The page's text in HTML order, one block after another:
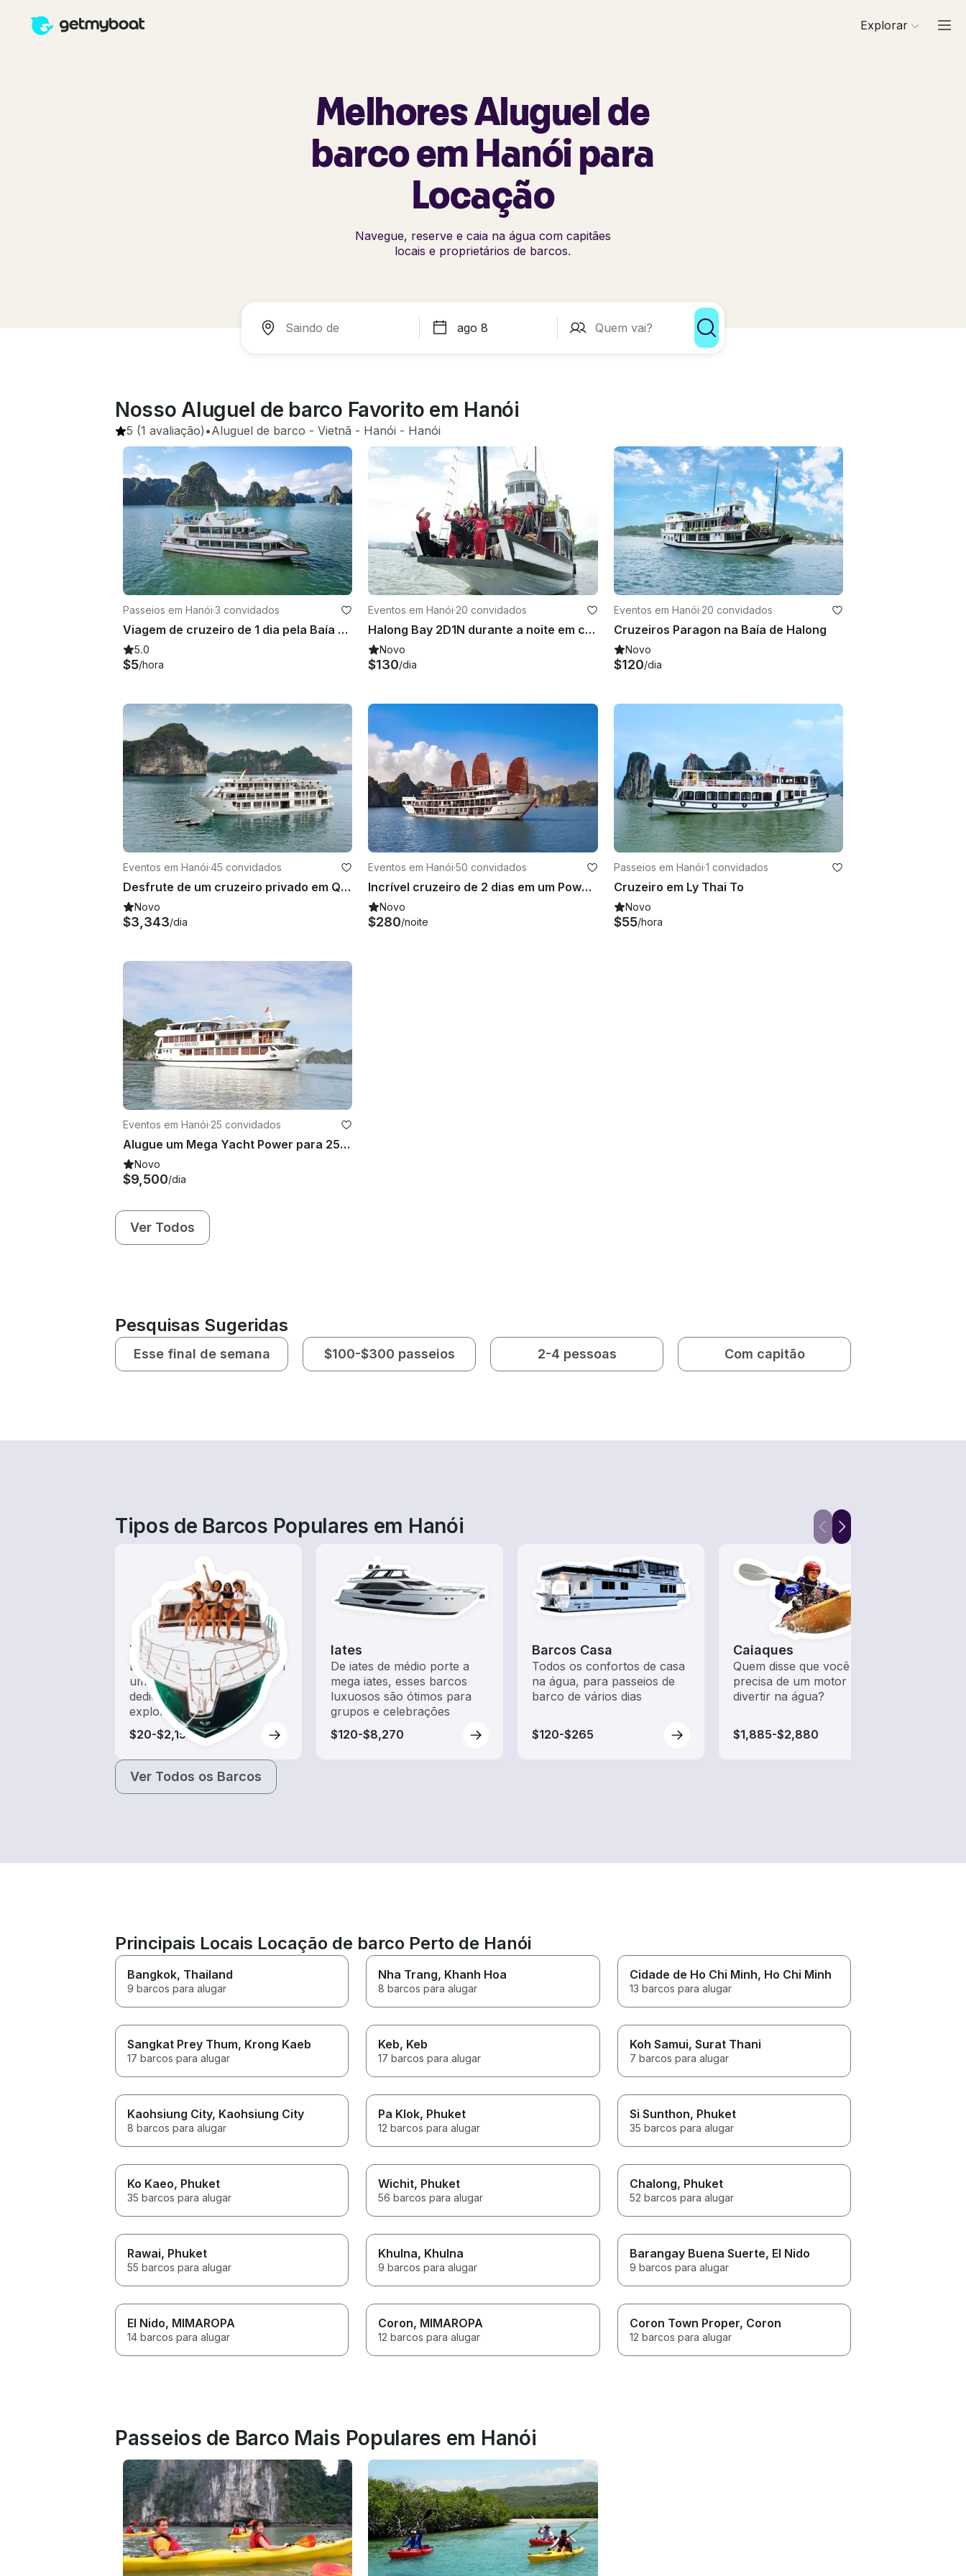
Explorar
Melhores Aluguel de
barco em Hanói para
Locação
Navegue, reserve e caia na água com capitães
locais e proprietários de barcos.
Nosso Aluguel de barco Favorito em Hanói
5 (1 avaliação) •Aluguel de barco - Vietnã - Hanói - Hanói
Passeios em Hanói·3 convidados
Viagem de cruzeiro de 1 dia pela Baía de Ha Long - caverna, ilha, caiaque e buffet de almoço com tudo incluído
5.0
$5/hora
Eventos em Hanói·20 convidados
Halong Bay 2D1N durante a noite em cruzeiro de 3 estrelas em Hanói
Novo
$130/dia
Eventos em Hanói·20 convidados
Cruzeiros Paragon na Baía de Halong
Novo
$120/dia
Eventos em Hanói·45 convidados
Desfrute de um cruzeiro privado em Quoc Tu Giam, Vietnã, em um Power Mega Yacht
Novo
$3,343/dia
Eventos em Hanói·50 convidados
Incrível cruzeiro de 2 dias em um Power Mega Yacht em Quoc Tu Giam, Vietnã
Novo
$280/noite
Passeios em Hanói·1 convidados
Cruzeiro em Ly Thai To
Novo
$55/hora
Eventos em Hanói·25 convidados
Alugue um Mega Yacht Power para 25 pessoas em Quoc Tu Giam, Vietnã
Novo
$9,500/dia
Ver Todos
Pesquisas Sugeridas
Esse final de semana $100-$300 passeios 2-4 pessoas Com capitão
Tipos de Barcos Populares em Hanói
Tours
Explore as águas locais com
um aluguel de barco
dedicado a passeios e
exploração
$20-$2,155
Iates
De iates de médio porte a
mega iates, esses barcos
luxuosos são ótimos para
grupos e celebrações
$120-$8,270
Barcos Casa
Todos os confortos de casa
na água, para passeios de
barco de vários dias
$120-$265
Caiaques
Quem disse que você
precisa de um motor para se
divertir na água?
$1,885-$2,880
Ver Todos os Barcos
Principais Locais Locação de barco Perto de Hanói
Bangkok, Thailand
9 barcos para alugar
Nha Trang, Khanh Hoa
8 barcos para alugar
Cidade de Ho Chi Minh, Ho Chi Minh
13 barcos para alugar
Sangkat Prey Thum, Krong Kaeb
17 barcos para alugar
Keb, Keb
17 barcos para alugar
Koh Samui, Surat Thani
7 barcos para alugar
Kaohsiung City, Kaohsiung City
8 barcos para alugar
Pa Klok, Phuket
12 barcos para alugar
Si Sunthon, Phuket
35 barcos para alugar
Ko Kaeo, Phuket
35 barcos para alugar
Wichit, Phuket
56 barcos para alugar
Chalong, Phuket
52 barcos para alugar
Rawai, Phuket
55 barcos para alugar
Khulna, Khulna
9 barcos para alugar
Barangay Buena Suerte, El Nido
9 barcos para alugar
El Nido, MIMAROPA
14 barcos para alugar
Coron, MIMAROPA
12 barcos para alugar
Coron Town Proper, Coron
12 barcos para alugar
Passeios de Barco Mais Populares em Hanói